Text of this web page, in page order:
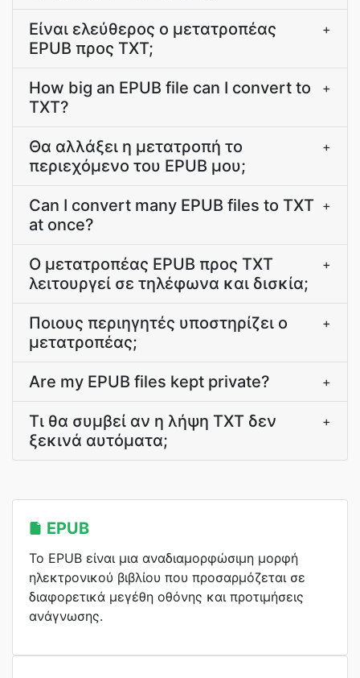
Είναι ελεύθερος ο μετατροπέας
EPUB προς TXT;
+
How big an EPUB file can I convert to
TXT?
+
Θα αλλάξει η μετατροπή το
περιεχόμενο του EPUB μου;
+
Can I convert many EPUB files to TXT
at once?
+
Ο μετατροπέας EPUB προς TXT
λειτουργεί σε τηλέφωνα και δισκία;
+
Ποιους περιηγητές υποστηρίζει ο
μετατροπέας;
+
Are my EPUB files kept private? +
Τι θα συμβεί αν η λήψη TXT δεν
ξεκινά αυτόματα;
+
EPUB
Το EPUB είναι μια αναδιαμορφώσιμη μορφή
ηλεκτρονικού βιβλίου που προσαρμόζεται σε
διαφορετικά μεγέθη οθόνης και προτιμήσεις
ανάγνωσης.